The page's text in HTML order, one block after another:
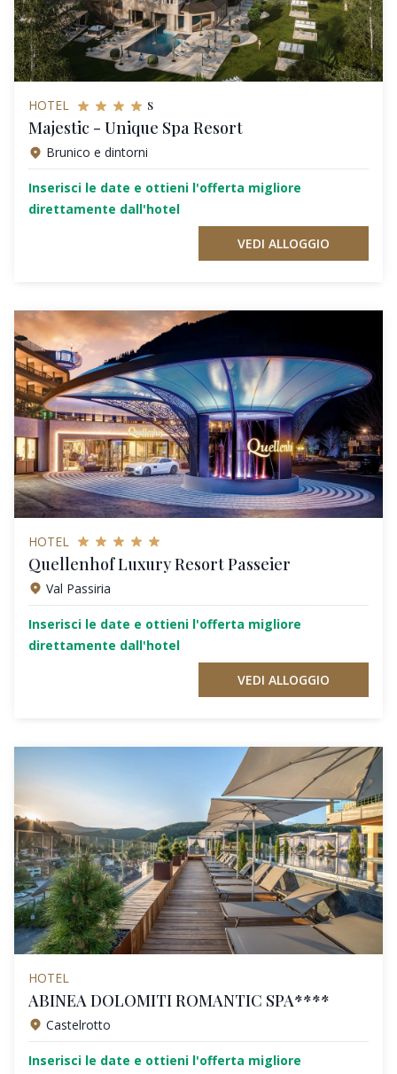
HOTEL s
Majestic - Unique Spa Resort
Brunico e dintorni
Inserisci le date e ottieni l'offerta migliore
direttamente dall'hotel
VEDI ALLOGGIO
HOTEL
Quellenhof Luxury Resort Passeier
Val Passiria
Inserisci le date e ottieni l'offerta migliore
direttamente dall'hotel
VEDI ALLOGGIO
HOTEL
ABINEA DOLOMITI ROMANTIC SPA****
Castelrotto
Inserisci le date e ottieni l'offerta migliore